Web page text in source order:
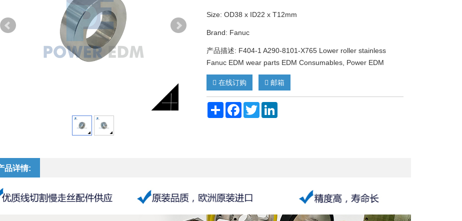
Size: OD38 x ID22 x T12mm
Brand: Fanuc
产品描述: F404-1 A290-8101-X765 Lower roller stainless
Fanuc EDM wear parts EDM Consumables, Power EDM
在线订购 邮箱
Share FacebookTwitter
品详情: